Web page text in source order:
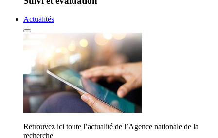
Actualités
Retrouvez ici toute l’actualité de l’Agence nationale de la
recherche